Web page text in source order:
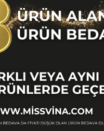
Kesim Beli Lastikli Pantolon
50 FARKLI